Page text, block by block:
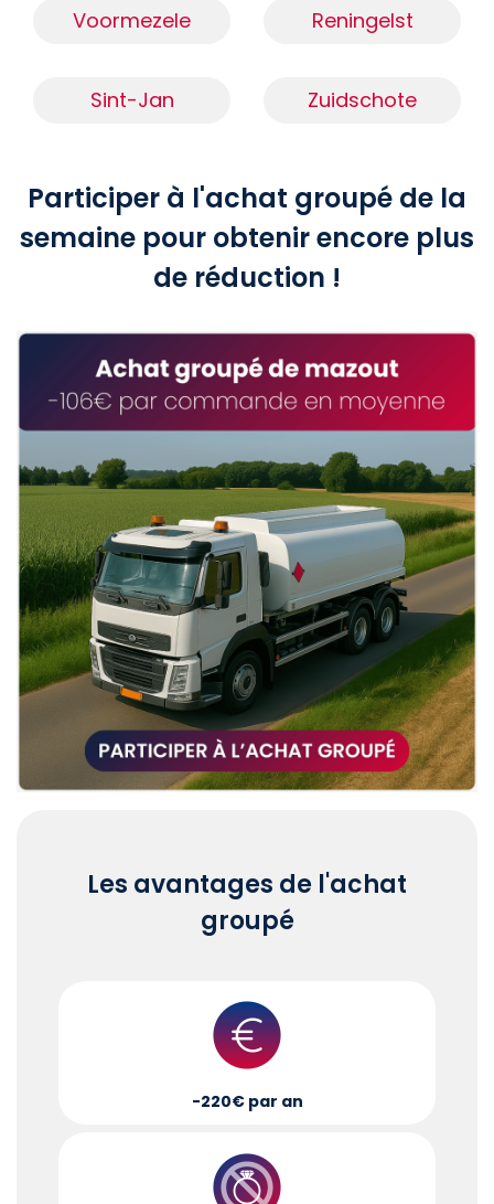
Voormezele Reningelst
Sint-Jan Zuidschote
Participer à l'achat groupé de la
semaine pour obtenir encore plus
de réduction !
Les avantages de l'achat
groupé
-220€ par an